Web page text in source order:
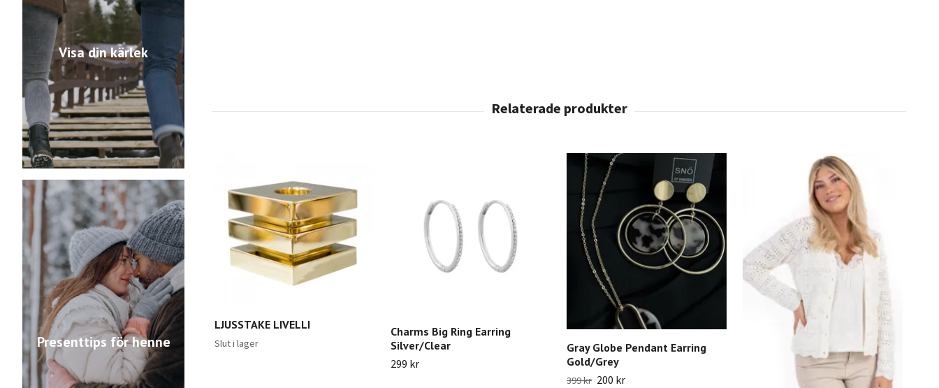
Visa din kärlek
Presenttips för henne
LJUSSTAKE LIVELLI
Slut i lager
Charms Big Ring Earring
Silver/Clear
299 kr
Gray Globe Pendant Earring
Gold/Grey
399 kr 200 kr